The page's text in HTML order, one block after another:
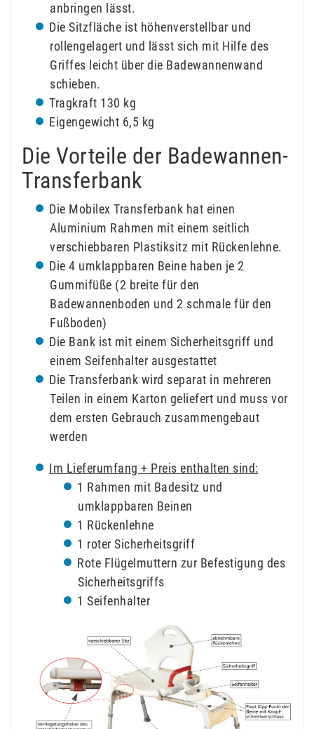
anbringen lässt.
Die Sitzfläche ist höhenverstellbar und
rollengelagert und lässt sich mit Hilfe des
Griffes leicht über die Badewannenwand
schieben.
Tragkraft 130 kg
Eigengewicht 6,5 kg
Die Vorteile der Badewannen-
Transferbank
Die Mobilex Transferbank hat einen
Aluminium Rahmen mit einem seitlich
verschiebbaren Plastiksitz mit Rückenlehne.
Die 4 umklappbaren Beine haben je 2
Gummifüße (2 breite für den
Badewannenboden und 2 schmale für den
Fußboden)
Die Bank ist mit einem Sicherheitsgriff und
einem Seifenhalter ausgestattet
Die Transferbank wird separat in mehreren
Teilen in einem Karton geliefert und muss vor
dem ersten Gebrauch zusammengebaut
werden
Im Lieferumfang + Preis enthalten sind:
1 Rahmen mit Badesitz und
umklappbaren Beinen
1 Rückenlehne
1 roter Sicherheitsgriff
Rote Flügelmuttern zur Befestigung des
Sicherheitsgriffs
1 Seifenhalter